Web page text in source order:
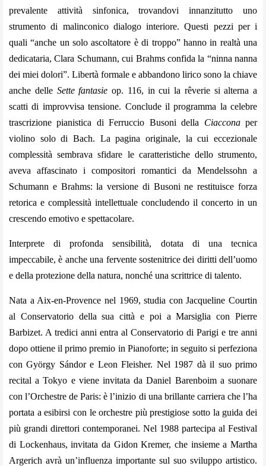
prevalente attività sinfonica, trovandovi innanzitutto uno
strumento di malinconico dialogo interiore. Questi pezzi per i
quali “anche un solo ascoltatore è di troppo” hanno in realtà una
dedicataria, Clara Schumann, cui Brahms confida la “ninna nanna
dei miei dolori”. Libertà formale e abbandono lirico sono la chiave
anche delle Sette fantasie op. 116, in cui la rêverie si alterna a
scatti di improvvisa tensione. Conclude il programma la celebre
trascrizione pianistica di Ferruccio Busoni della Ciacconaper
violino solo di Bach. La pagina originale, la cui eccezionale
complessità sembrava sfidare le caratteristiche dello strumento,
aveva affascinato i compositori romantici da Mendelssohn a
Schumann e Brahms: la versione di Busoni ne restituisce forza
retorica e complessità intellettuale concludendo il concerto in un
crescendo emotivo e spettacolare.
Interprete di profonda sensibilità, dotata di una tecnica
impeccabile, è anche una fervente sostenitrice dei diritti dell’uomo
e della protezione della natura, nonché una scrittrice di talento.
Nata a Aix-en-Provence nel 1969, studia con Jacqueline Courtin
al Conservatorio della sua città e poi a Marsiglia con Pierre
Barbizet. A tredici anni entra al Conservatorio di Parigi e tre anni
dopo ottiene il primo premio in Pianoforte; in seguito si perfeziona
con György Sándor e Leon Fleisher. Nel 1987 dà il suo primo
recital a Tokyo e viene invitata da Daniel Barenboim a suonare
con l’Orchestre de Paris: è l’inizio di una brillante carriera che l’ha
portata a esibirsi con le orchestre più prestigiose sotto la guida dei
più grandi direttori contemporanei. Nel 1988 partecipa al Festival
di Lockenhaus, invitata da Gidon Kremer, che insieme a Martha
Argerich avrà un’influenza importante sul suo sviluppo artistico.